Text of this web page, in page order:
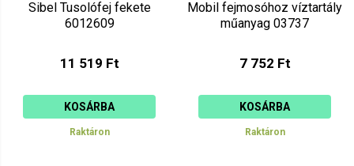
Sibel Tusolófej fekete
6012609
11 519 Ft
KOSÁRBA
Raktáron
Mobil fejmosóhoz víztartály
műanyag 03737
7 752 Ft
KOSÁRBA
Raktáron